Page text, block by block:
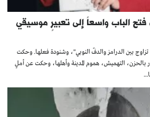
الباب واسعاً إلى تعبيرٍ موسيقي
تزاوج بين الدرامز والدفّ النوبي"، وشنودة فعلها. وحكت
بالحزن، التهميش، هموم المدينة وأهلها، وحكت عن أملٍ